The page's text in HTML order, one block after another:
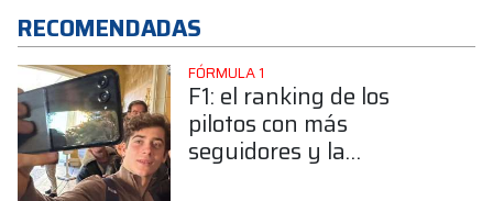
RECOMENDADAS
FÓRMULA 1
F1: el ranking de los
pilotos con más
seguidores y la